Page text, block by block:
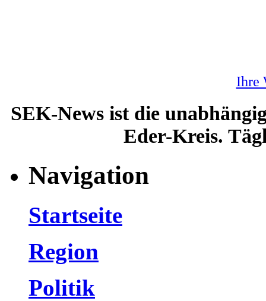
Ihre
SEK-News ist die
Eder-Kreis.
Navigation
Startseite
Region
Politik